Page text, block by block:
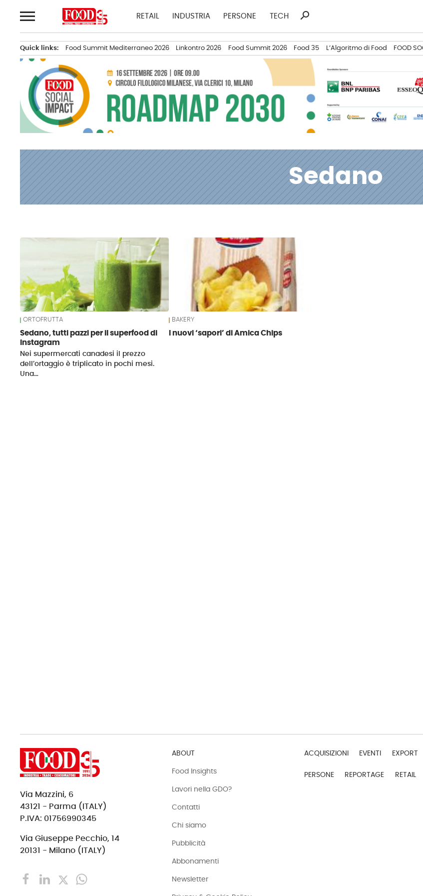
al
RETAIL INDUSTRIA PERSONE TECH
Ricerca
search
Quick links: Food Summit Mediterraneo 2026 Linkontro 2026 Food Summit 2026 Food 35 L’Algoritmo di Food FOOD
Sedano
ORTOFRUTTA
Sedano, tutti pazzi per il superfood di
Instagram
Nei supermercati canadesi il prezzo
dell’ortaggio è triplicato in pochi mesi.
Una…
BAKERY
I nuovi ‘sapori’ di Amica Chips
Via Mazzini, 6
43121 - Parma (ITALY)
P.IVA: 01756990345
Via Giuseppe Pecchio, 14
20131 - Milano (ITALY)
ABOUT
Food Insights
Lavori nella GDO?
Contatti
Chi siamo
Pubblicità
Abbonamenti
Newsletter
ACQUISIZIONI EVENTI EXPORT
PERSONE REPORTAGE RETAIL